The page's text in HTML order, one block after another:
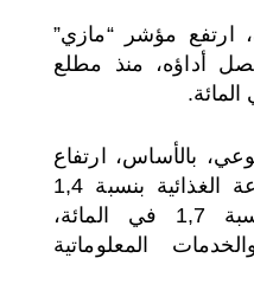
مؤشر “مازي”
ليصل أداؤه، منذ مطلع
بالأساس، ارتفاع
مؤشرات قطاعات الصناعة الغذائية بنسبة 1,4
في المائة، والبنوك بنسبة 1,7 في المائة،
المعلوماتية